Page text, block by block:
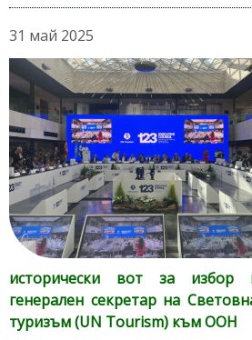
31 май 2025
исторически вот за
генерален секретар на
туризъм (UN Tourism) към ООН